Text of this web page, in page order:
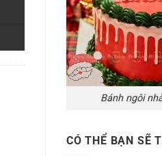
Bánh ngôi
CÓ THỂ BẠN SẼ